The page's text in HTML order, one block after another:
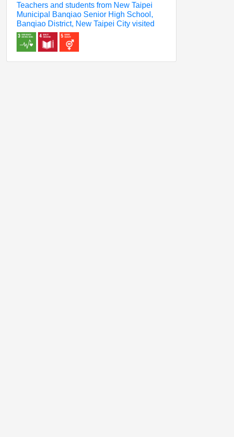
Teachers and students from New Taipei
Municipal Banqiao Senior High School,
Banqiao District, New Taipei City visited